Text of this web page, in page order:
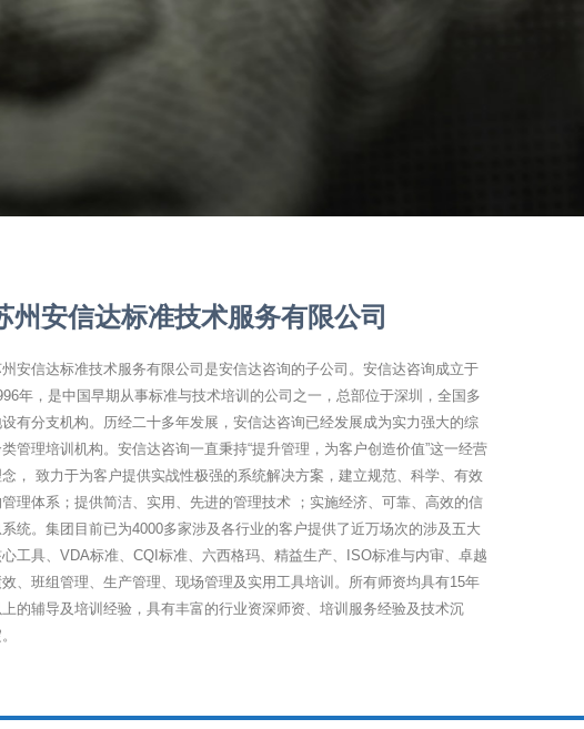
州安信达标准技术服务有限公司
安信达标准技术服务有限公司是安信达咨询的子公司。安信达咨询成立于
年，是中国早期从事标准与技术培训的公司之一，总部位于深圳，全国多
有分支机构。历经二十多年发展，安信达咨询已经发展成为实力强大的综
管理培训机构。安信达咨询一直秉持“提升管理，为客户创造价值”这一经营
， 致力于为客户提供实战性极强的系统解决方案，建立规范、科学、有效
管理体系；提供简洁、实用、先进的管理技术 ；实施经济、可靠、高效的信
统。集团目前已为4000多家涉及各行业的客户提供了近万场次的涉及五大
工具、VDA标准、CQI标准、六西格玛、精益生产、ISO标准与内审、卓越
、班组管理、生产管理、现场管理及实用工具培训。所有师资均具有15年
上的辅导及培训经验，具有丰富的行业资深师资、培训服务经验及技术沉